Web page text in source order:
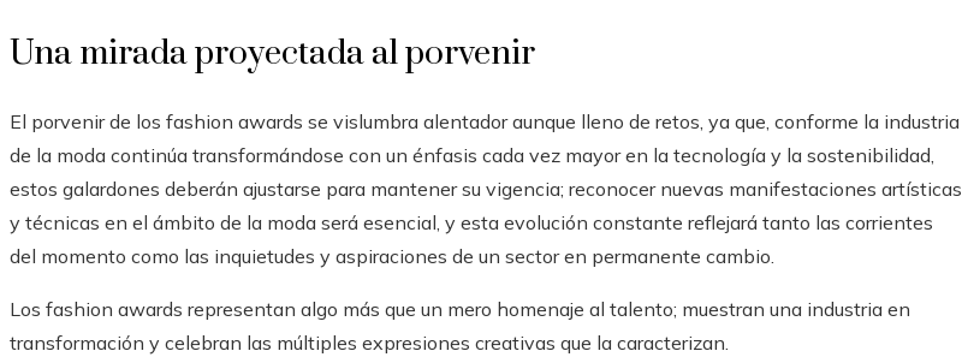
Una mirada proyectada al porvenir
El porvenir de los fashion awards se vislumbra alentador aunque lleno de retos, ya que, conforme la industria
de la moda continúa transformándose con un énfasis cada vez mayor en la tecnología y la sostenibilidad,
estos galardones deberán ajustarse para mantener su vigencia; reconocer nuevas manifestaciones artísticas
y técnicas en el ámbito de la moda será esencial, y esta evolución constante reflejará tanto las corrientes
del momento como las inquietudes y aspiraciones de un sector en permanente cambio.
Los fashion awards representan algo más que un mero homenaje al talento; muestran una industria en
transformación y celebran las múltiples expresiones creativas que la caracterizan.